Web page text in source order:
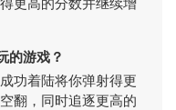
的游戏？
功着陆将你弹射得更
翻，同时追逐更高的